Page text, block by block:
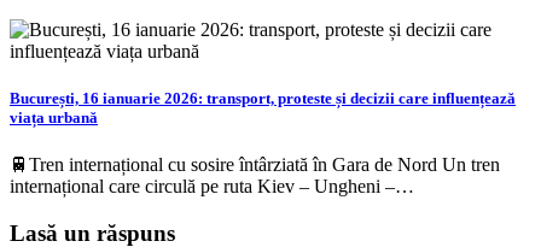
București, 16 ianuarie 2026: transport, proteste și decizii care influențează
viața urbană
🚆Tren internațional cu sosire întârziată în Gara de Nord Un tren
internațional care circulă pe ruta Kiev – Ungheni –…
Lasă un răspuns